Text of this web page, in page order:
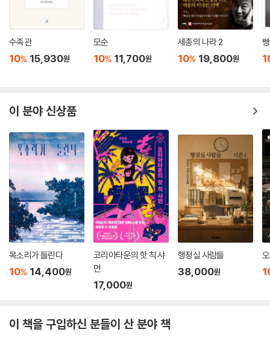
다사다난한 80년 삶 동안 쌓은 삶의 언어, 감각의 언어
방대했다. ‘박완서 문학’의 폭과 깊이, 그리고 한국문학의 미래를 향한 가능
절할 수 없는 세련된 표현으로, 모국어의 진경을 펼쳐 보였다. 재미있는 글
운 문학의 풍경을 만들어냈다. (「기획의 글」 중에서)
박완서의 글은 마치 멀리서 목소리가 들리는 듯 물 흐르듯 부드럽게 읽힌
다. 그리고 마치 보물 창고같이 뜻밖의 어휘들이 전혀 어색하지 않게 문장
속에 숨어 있다. 이는 부드러운 문장 속에서 시기와 지역을 넘나드는 새로
운 언어를 찾아내는 재미를 주기도 한다. 박완서는 꼭 딱딱한 글이 아니더
라도 날카로운 시각을 유지할 수 있으며, 비판적 시선을 흐리지 않을 수 있
다는 것을 본인의 작품들로써 보여준다. 이는 작가의 기본 성향이기도 하
지만, 다양한 삶의 경험, 언어 경험에서 영향을 받은 것이기도 하다.
박완서는 일제 강점기, 해방, 6.25, 민주주의 확산, 계층 격차 심화 등 삶의
하던 문제의 핵심을 정확히 관통함으로써, 문학의 역할을 현 사회상을 반
수족관
10% 15,930원
모순
10% 11,700원
세종의 나라 2
10% 19,800원
이 분야 신상품
목소리가 들린다
10% 14,400원
코리아타운의 핫 칙 샤
먼
17,000원
행정실 사람들
38,000원
이 책을 구입하신 분들이 산 분야 책